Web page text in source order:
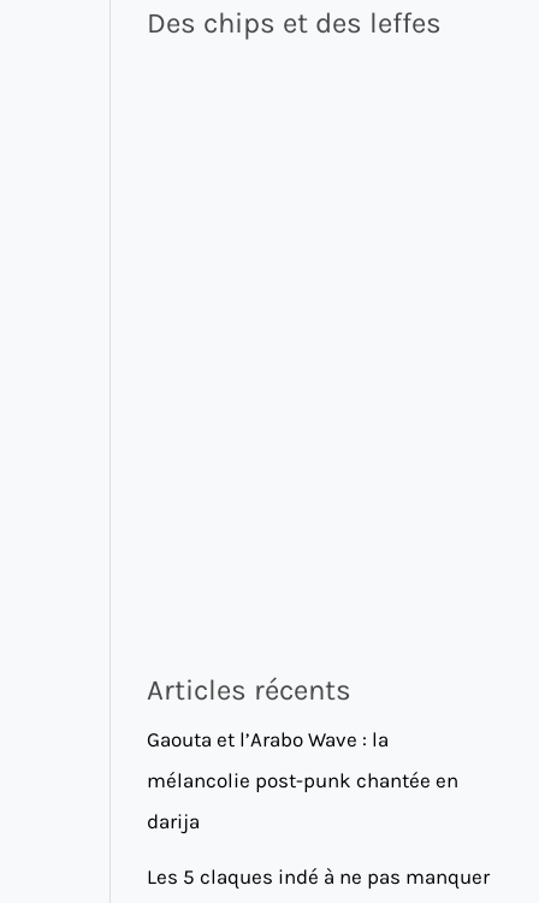
Des chips et des leffes
Articles récents
Gaouta et l’Arabo Wave : la
mélancolie post-punk chantée en
darija
Les 5 claques indé à ne pas manquer